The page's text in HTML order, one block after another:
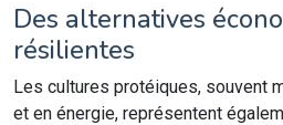
Des alternatives
résilientes
Les cultures protéiques, souvent
et en énergie, représentent